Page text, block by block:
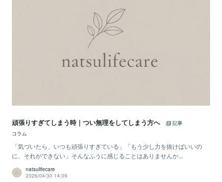
頑張りすぎてしまう時｜つい無理をしてしまう方へ
記事
コラム
「気づいたら、いつも頑張りすぎている」「もう少し力を抜けばいいの
に、それができない」そんなふうに感じることはありませんか...
natsulifecare
2026/04/30 14:09